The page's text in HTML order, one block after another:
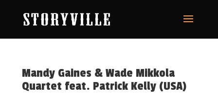
Mandy Gaines & Wade Mikkola
Quartet feat. Patrick Kelly (USA)